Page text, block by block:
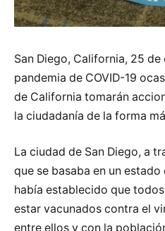
San Diego, California, 25 de
pandemia de COVID-19
de California tomarán
la ciudadanía de la forma
La ciudad de San Diego, a
que se basaba en un
había establecido que
estar vacunados contra el
entre ellos y con la